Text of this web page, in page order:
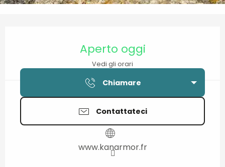
Aperto oggi
Vedi gli orari
Chiamare
Contattateci
www.kanarmor.fr